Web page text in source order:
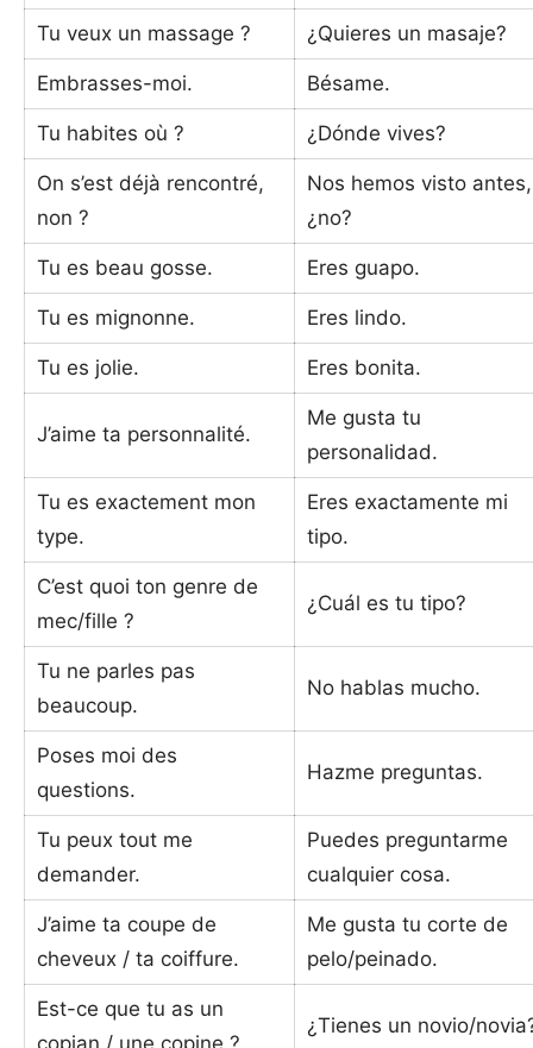
Tu veux un massage ? ¿Quieres un masaje?
Embrasses-moi. Bésame.
Tu habites où ? ¿Dónde vives?
On s’est déjà rencontré,
non ?
Nos hemos visto antes,
¿no?
Tu es beau gosse. Eres guapo.
Tu es mignonne. Eres lindo.
Tu es jolie. Eres bonita.
J’aime ta personnalité.
Me gusta tu
personalidad.
Tu es exactement mon
type.
Eres exactamente mi
tipo.
C’est quoi ton genre de
mec/fille ?
¿Cuál es tu tipo?
Tu ne parles pas
beaucoup.
No hablas mucho.
Poses moi des
questions.
Hazme preguntas.
Tu peux tout me
demander.
Puedes preguntarme
cualquier cosa.
J’aime ta coupe de
cheveux / ta coiffure.
Me gusta tu corte de
pelo/peinado.
Est-ce que tu as un
copian / une copine ?
¿Tienes un novio/